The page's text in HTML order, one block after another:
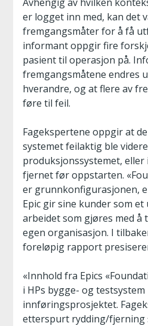
er logget inn med, kan det
fremgangsmåter for å få
informant oppgir fire
pasient til operasjon på.
fremgangsmåtene endres
hverandre, og at flere av
føre til feil.
Fagekspertene oppgir at
systemet feilaktig ble
produksjonssystemet, eller
fjernet før oppstarten.
er grunnkonfigurasjonen,
Epic gir sine kunder som
arbeidet som gjøres med å
egen organisasjon. I
foreløpig rapport
«Innhold fra Epics
i HPs bygge- og
innføringsprosjektet.
etterspurt rydding/fjerning